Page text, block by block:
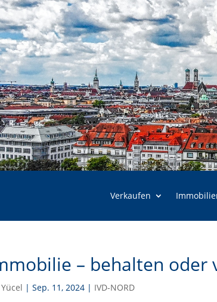
Verkaufen
– behalten oder
|Sep. 11, 2024 | IVD-NORD